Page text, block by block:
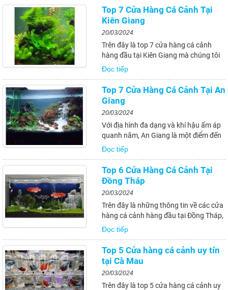
các cửa hàng này sẽ mang đến cho
bạn những trải nghiệm mua sắm thú vị
và...
Top 7 Cửa Hàng Cá Cảnh Tại
Kiên Giang
20/03/2024
Trên đây là top 7 cửa hàng cá cảnh
hàng đầu tại Kiên Giang mà chúng tôi
đã tổng hợp và giới thiệu đến bạn. Hy
vọng rằng thông tin trong bài viết sẽ
giúp bạn có thêm nhiều lựa chọn và trải
nghiệm mới khi mua sắm và nuôi cá
cảnh...
Đọc tiếp
Top 7 Cửa Hàng Cá Cảnh Tại An
Giang
20/03/2024
Với địa hình đa dạng và khí hậu ấm áp
quanh năm, An Giang là một điểm đến
lý tưởng cho những ai yêu thích nuôi cá
cảnh. Với nhiều cửa hàng cá cảnh uy
tín và chất lượng, bạn có thể dễ dàng
tìm kiếm và mua được những loại cá...
Đọc tiếp
Top 6 Cửa Hàng Cá Cảnh Tại
Đồng Tháp
20/03/2024
Trên đây là những thông tin về các cửa
hàng cá cảnh hàng đầu tại Đồng Tháp,
những tiêu chí đánh giá cửa hàng cá
cảnh uy tín, được ưa chuộng nhất, địa
chỉ bán cá cảnh chất lượng cao, bí
quyết lựa chọn cửa hàng cá cảnh tin...
Đọc tiếp
Top 5 Cửa hàng cá cảnh uy tín
tại Cà Mau
20/03/2024
Trên đây là top 5 cửa hàng cá cảnh uy